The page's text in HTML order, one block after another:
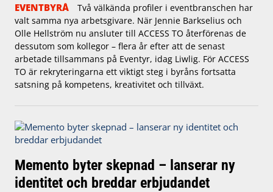
EVENTBYRÅ
Två välkända profiler i eventbranschen har
valt samma nya arbetsgivare. När Jennie Barkselius och
Olle Hellström nu ansluter till ACCESS TO återförenas de
dessutom som kollegor – flera år efter att de senast
arbetade tillsammans på Eventyr, idag Liwlig. För ACCESS
TO är rekryteringarna ett viktigt steg i byråns fortsatta
satsning på kompetens, kreativitet och tillväxt.
Memento byter skepnad – lanserar ny
identitet och breddar erbjudandet